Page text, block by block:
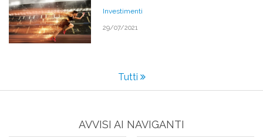
Investimenti
29/07/2021
Tutti
AVVISI AI NAVIGANTI